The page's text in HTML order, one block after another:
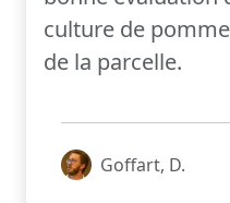
culture de
de la parcelle.
Goffart, D.